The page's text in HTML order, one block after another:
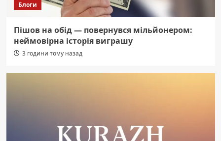
Блоги
Пішов на обід — повернувся мільйонером:
неймовірна історія виграшу
3 години тому назад